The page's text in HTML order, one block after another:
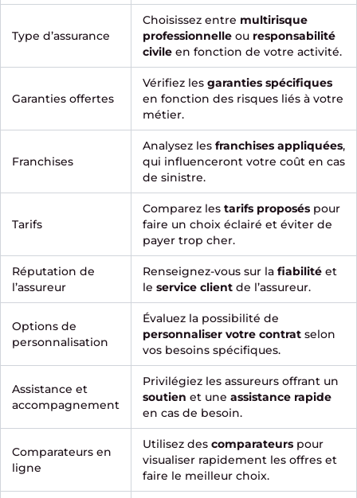
Type d’assurance
Choisissez entre multirisque
professionnelle ou responsabilité
civile en fonction de votre activité.
Garanties offertes
Vérifiez les garanties spécifiques
en fonction des risques liés à votre
métier.
Franchises
Analysez les franchises appliquées,
qui influenceront votre coût en cas
de sinistre.
Tarifs
Comparez les tarifs proposés pour
faire un choix éclairé et éviter de
payer trop cher.
Réputation de
l’assureur
Renseignez-vous sur la fiabilité et
le service client de l’assureur.
Options de
personnalisation
Évaluez la possibilité de
personnaliser votre contrat selon
vos besoins spécifiques.
Assistance et
accompagnement
Privilégiez les assureurs offrant un
soutien et une assistance rapide
en cas de besoin.
Comparateurs en
ligne
Utilisez des comparateurs pour
visualiser rapidement les offres et
faire le meilleur choix.